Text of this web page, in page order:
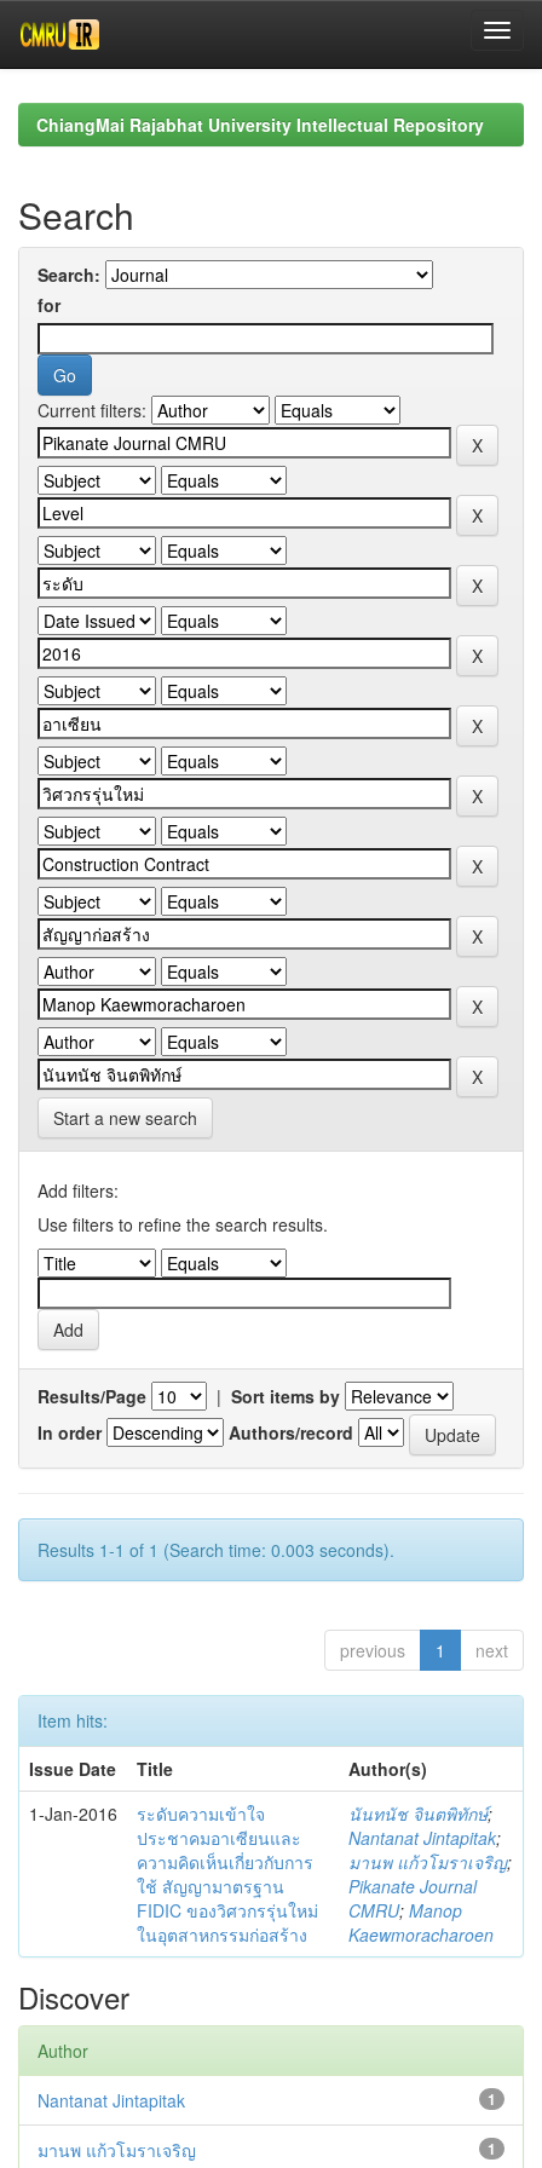
navigationChiangMai Rajabhat University Intellectual Repository
Search
Search:
for
Current filters:
Start a new search
Add filters:
Use filters to refine the search results.
Results/Page | Sort items by
In order
Authors/record
Results 1-1 of 1 (Search time: 0.003 seconds).
previous 1 next
Item hits:
Issue Date
Title
Author(s)
1-Jan-2016
ระดับความเข้าใจ
ประชาคมอาเซียนและ
ความคิดเห็นเกี่ยวกับการ
ใช้ สัญญามาตรฐาน
FIDIC ของวิศวกรรุ่นใหม่
ในอุตสาหกรรมก่อสร้าง
นันทนัช จินตพิทักษ์;
Nantanat Jintapitak;
มานพ แก้วโมราเจริญ;
Pikanate Journal
CMRU; Manop
Kaewmoracharoen
Discover
Author
1
Nantanat Jintapitak
1
มานพ แก้วโมราเจริญ